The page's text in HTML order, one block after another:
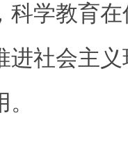
科学教育
进社会主